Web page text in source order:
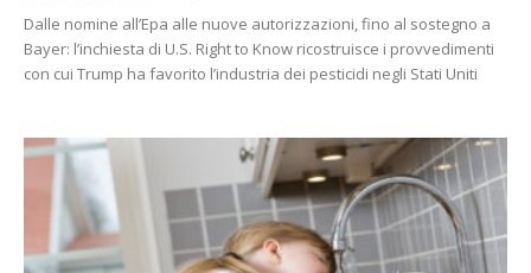
Dalle nomine all’Epa alle nuove autorizzazioni, fino al sostegno a
Bayer: l’inchiesta di U.S. Right to Know ricostruisce i provvedimenti
con cui Trump ha favorito l’industria dei pesticidi negli Stati Uniti